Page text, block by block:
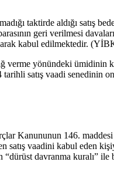
taktirde aldığı satış
geri verilmesi
olarak kabul edilmektedir.
verme yönündeki
satış vaadi senedinin
Kanununun 146.
vaadini kabul eden
davranma kuralı” ile